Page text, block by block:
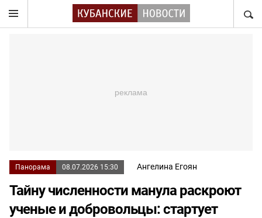
Панорама 08.07.2026 15:30 Ангелина Егоян
Тайну численности манула раскроют
ученые и добровольцы: стартует